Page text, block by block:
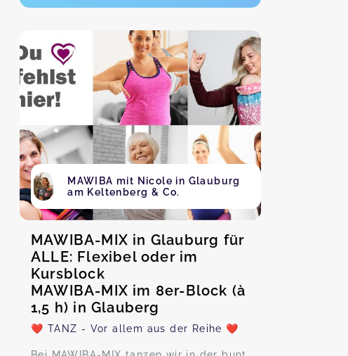
MAWIBA mit Nicole in Glauburg
am Keltenberg & Co.
MAWIBA-MIX in Glauburg für
ALLE: Flexibel oder im
Kursblock
MAWIBA-MIX im 8er-Block (à
1,5 h) in Glauberg
❤️ TANZ - Vor allem aus der Reihe ❤️